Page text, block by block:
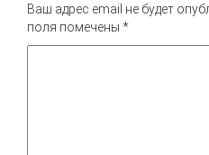
Ваш адрес email не будет
поля помечены *